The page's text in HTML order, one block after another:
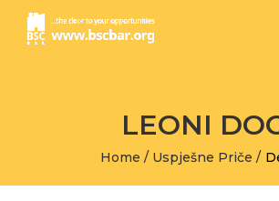
LEONI
Home / Uspješne Priče /